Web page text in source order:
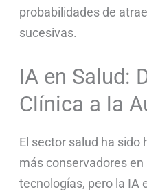
probabilidades de
sucesivas.
IA en Salud:
Clínica a la
El sector salud ha
más conservadores
tecnologías, pero la IA